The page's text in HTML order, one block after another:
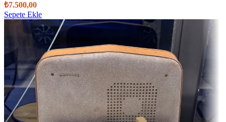
₺7.500,00
Sepete Ekle